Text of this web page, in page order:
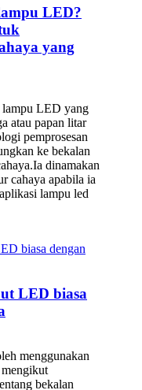
LED?
yang
lampu LED yang
atau papan litar
pemprosesan
ke bekalan
dinamakan
cahaya apabila ia
lampu led
LED biasa
menggunakan
mengikut
bekalan